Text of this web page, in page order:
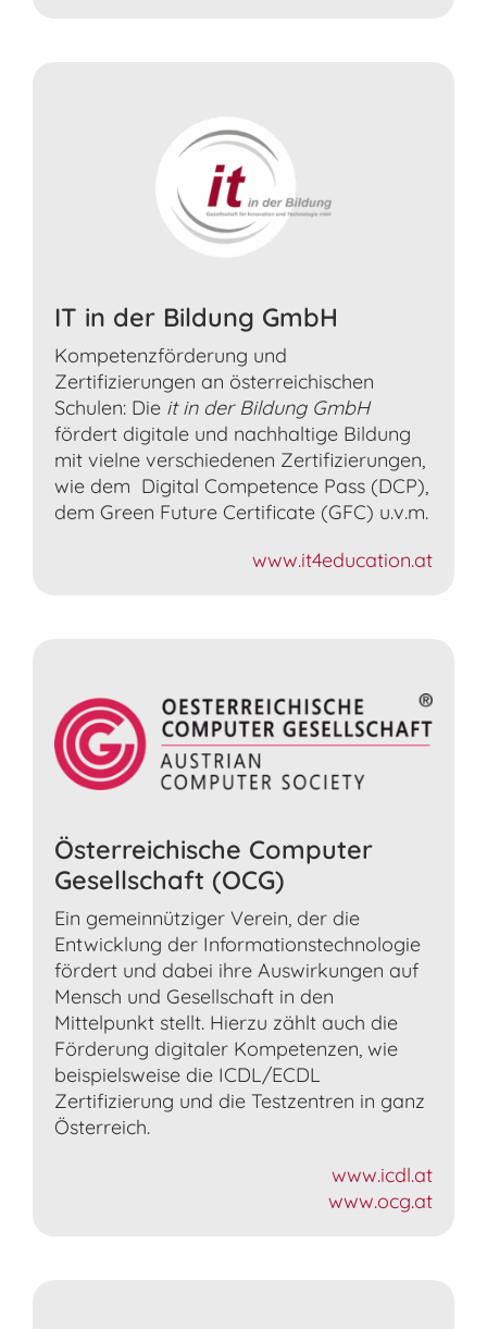
IT in der Bildung GmbH
Kompetenzförderung und
Zertifizierungen an österreichischen
Schulen: Die it in der Bildung GmbH
fördert digitale und nachhaltige Bildung
mit vielne verschiedenen Zertifizierungen,
wie dem Digital Competence Pass (DCP),
dem Green Future Certificate (GFC) u.v.m.
www.it4education.at
Österreichische Computer
Gesellschaft (OCG)
Ein gemeinnütziger Verein, der die
Entwicklung der Informationstechnologie
fördert und dabei ihre Auswirkungen auf
Mensch und Gesellschaft in den
Mittelpunkt stellt. Hierzu zählt auch die
Förderung digitaler Kompetenzen, wie
beispielsweise die ICDL/ECDL
Zertifizierung und die Testzentren in ganz
Österreich.
www.icdl.at
www.ocg.at